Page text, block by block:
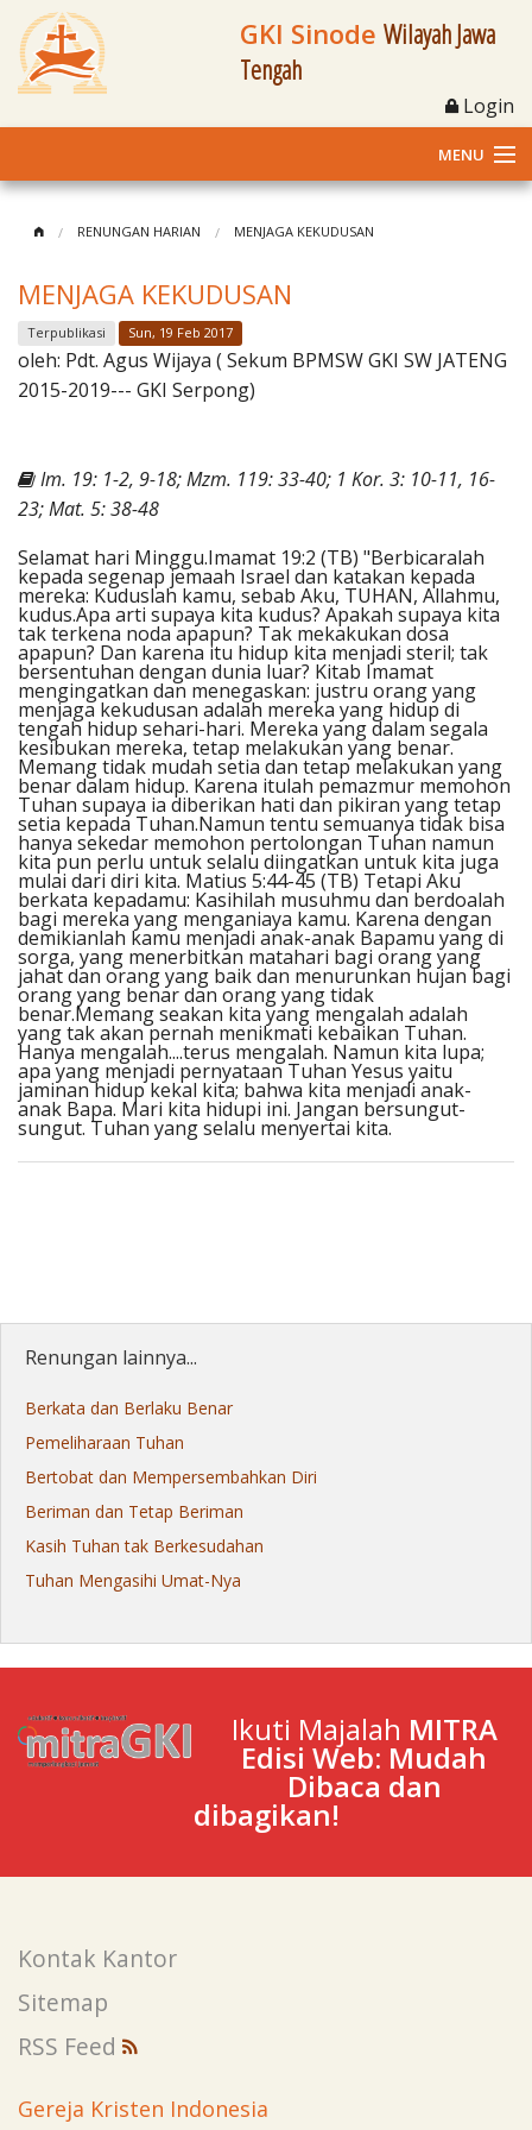
GKI Sinode Wilayah Jawa
Tengah
Login
MENU
Klasis dan Jemaat
Berita Kegiatan
Materi
Penerbitan
RENUNGAN HARIAN MENJAGA KEKUDUSAN
MENJAGA KEKUDUSAN
Terpublikasi Sun, 19 Feb 2017
oleh: Pdt. Agus Wijaya ( Sekum BPMSW GKI SW JATENG
2015-2019--- GKI Serpong)
Im. 19: 1-2, 9-18; Mzm. 119: 33-40; 1 Kor. 3: 10-11, 16-
23; Mat. 5: 38-48
Selamat hari Minggu.Imamat 19:2 (TB) "Berbicaralah
kepada segenap jemaah Israel dan katakan kepada
mereka: Kuduslah kamu, sebab Aku, TUHAN, Allahmu,
kudus.Apa arti supaya kita kudus? Apakah supaya kita
tak terkena noda apapun? Tak mekakukan dosa
apapun? Dan karena itu hidup kita menjadi steril; tak
bersentuhan dengan dunia luar? Kitab Imamat
mengingatkan dan menegaskan: justru orang yang
menjaga kekudusan adalah mereka yang hidup di
tengah hidup sehari-hari. Mereka yang dalam segala
kesibukan mereka, tetap melakukan yang benar.
Memang tidak mudah setia dan tetap melakukan yang
benar dalam hidup. Karena itulah pemazmur memohon
Tuhan supaya ia diberikan hati dan pikiran yang tetap
setia kepada Tuhan.Namun tentu semuanya tidak bisa
hanya sekedar memohon pertolongan Tuhan namun
kita pun perlu untuk selalu diingatkan untuk kita juga
mulai dari diri kita. Matius 5:44-45 (TB) Tetapi Aku
berkata kepadamu: Kasihilah musuhmu dan berdoalah
bagi mereka yang menganiaya kamu. Karena dengan
demikianlah kamu menjadi anak-anak Bapamu yang di
sorga, yang menerbitkan matahari bagi orang yang
jahat dan orang yang baik dan menurunkan hujan bagi
orang yang benar dan orang yang tidak
benar.Memang seakan kita yang mengalah adalah
yang tak akan pernah menikmati kebaikan Tuhan.
Hanya mengalah....terus mengalah. Namun kita lupa;
apa yang menjadi pernyataan Tuhan Yesus yaitu
jaminan hidup kekal kita; bahwa kita menjadi anak-
anak Bapa. Mari kita hidupi ini. Jangan bersungut-
sungut. Tuhan yang selalu menyertai kita.
Renungan lainnya...
Berkata dan Berlaku Benar
Pemeliharaan Tuhan
Bertobat dan Mempersembahkan Diri
Beriman dan Tetap Beriman
Kasih Tuhan tak Berkesudahan
Tuhan Mengasihi Umat-Nya
Ikuti Majalah MITRA
Edisi Web: Mudah
Dibaca dan
dibagikan!
Kontak Kantor
Sitemap
RSS Feed
Gereja Kristen Indonesia